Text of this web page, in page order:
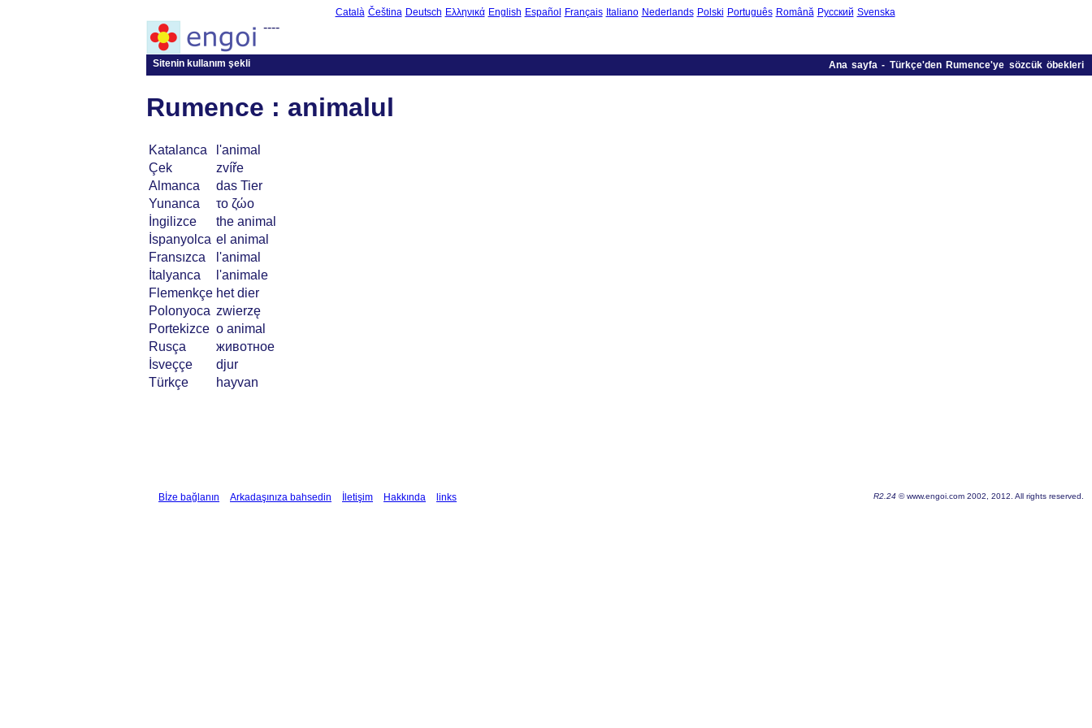
Català Čeština Deutsch Ελληνικά English Español Français Italiano Nederlands Polski Português Română Русский Svenska
----
Sitenin kullanım şekli Ana sayfa- Türkçe'den Rumence'ye sözcük öbekleri
Rumence : animalul
Katalanca
l'animal
Çek
zvíře
Almanca
das Tier
Yunanca
το ζώο
İngilizce
the animal
İspanyolca el animal
Fransızca
l'animal
İtalyanca
l'animale
Flemenkçe het dier
Polonyoca zwierzę
Portekizce o animal
Rusça
животное
İsveççe
djur
Türkçe
hayvan
Bİze bağlanın Arkadaşınıza bahsedin İletişim Hakkında links R2.24 © www.engoi.com 2002, 2012. All rights reserved.